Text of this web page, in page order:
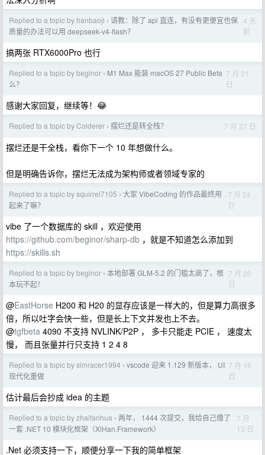
Replied to a topic by hanbaoji › 请教：除了 api 直连，有没有更便宜也保
质量的办法可以用 deepseek-v4-flash？
4 天
前
搞两张 RTX6000Pro 也行
Replied to a topic by beginor › M1 Max 能装 macOS 27 Public Beta
么？
7 月 31
日
感谢大家回复，继续等！😂
Replied to a topic by Colderer › 摆烂还是转全栈？ 7 月 27 日
摆烂还是干全栈，看你下一个 10 年想做什么。
但是明确告诉你，摆烂无法成为架构师或者领域专家的
Replied to a topic by squirrel7105 › 大家 VibeCoding 的作品最终用
起来了嘛？
7 月 24
日
vibe 了一个数据库的 skill ，欢迎使用
https://github.com/beginor/sharp-db ，就是不知道怎么添加到
https://skills.sh
Replied to a topic by beginor › 本地部署 GLM-5.2 的门槛太高了，根
本玩不起！
7 月 20
日
@EastHorse H200 和 H20 的显存应该是一样大的，但是算力高很多
倍，所以吐字会快一些，但是长上下文并发也上不去。
@tgfbeta 4090 不支持 NVLINK/P2P ， 多卡只能走 PCIE ， 速度太
慢， 而且张量并行只支持 1 2 4 8
Replied to a topic by simracer1994 › vscode 迎来 1.129 新版本， UI
现代化重做
7 月 16
日
估计最后会抄成 idea 的主题
Replied to a topic by zhaifanhua › 两年， 1444 次提交，我给自己撸了
一套 .NET 10 模块化框架（XiHan.Framework）
7 月
13 日
.Net 必须支持一下，顺便分享一下我的简单框架